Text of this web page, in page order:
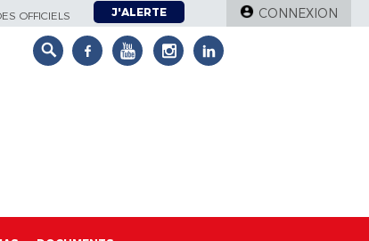
OFFICIELS J'ALERTE CONNEXION